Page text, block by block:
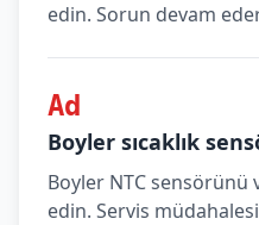
edin. Sorun devam
Ad
Boyler sıcaklık
Boyler NTC sensörünü
edin. Servis